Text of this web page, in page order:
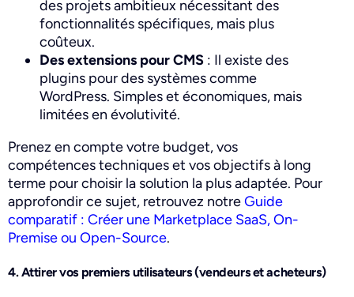
des projets ambitieux nécessitant des
fonctionnalités spécifiques, mais plus
coûteux.
Des extensions pour CMS : Il existe des
plugins pour des systèmes comme
WordPress. Simples et économiques, mais
limitées en évolutivité.
Prenez en compte votre budget, vos
compétences techniques et vos objectifs à long
terme pour choisir la solution la plus adaptée. Pour
approfondir ce sujet, retrouvez notreGuide
comparatif : Créer une Marketplace SaaS, On-
Premise ou Open-Source.
4. Attirer vos premiers utilisateurs (vendeurs et acheteurs)